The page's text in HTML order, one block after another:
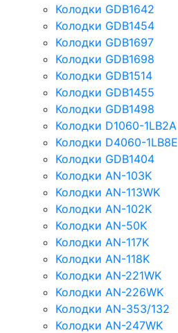
Колодки GDB1642
Колодки GDB1454
Колодки GDB1697
Колодки GDB1698
Колодки GDB1514
Колодки GDB1455
Колодки GDB1498
Колодки D1060-1LB2A
Колодки D4060-1LB8E
Колодки GDB1404
Колодки AN-103K
Колодки AN-113WK
Колодки AN-102K
Колодки AN-50K
Колодки AN-117K
Колодки AN-118K
Колодки AN-221WK
Колодки AN-226WK
Колодки AN-353/132
Колодки AN-247WK